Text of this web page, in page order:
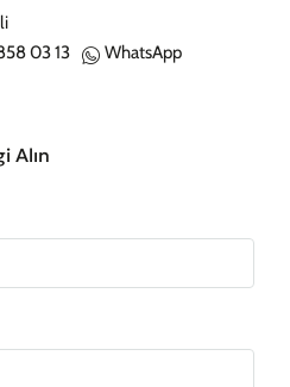
03 13
WhatsApp
Alın